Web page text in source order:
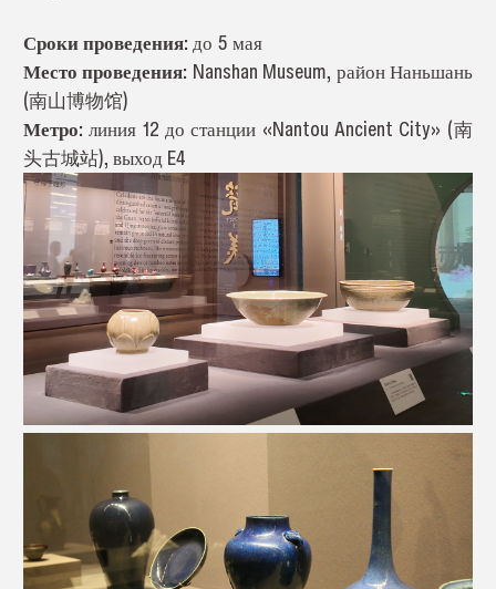
Сроки проведения: до 5 мая
Место проведения: Nanshan Museum, район Наньшань
(南山博物馆)
Метро:линия 12 до станции «Nantou Ancient City» (南
头古城站), выход E4